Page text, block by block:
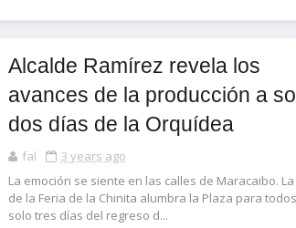
Alcalde Ramírez revela los
avances de la producción a
dos días de la Orquídea
fal
3 years ago
La emoción se siente en las calles de Maracaibo.
de la Feria de la Chinita alumbra la Plaza para
solo tres días del regreso d...